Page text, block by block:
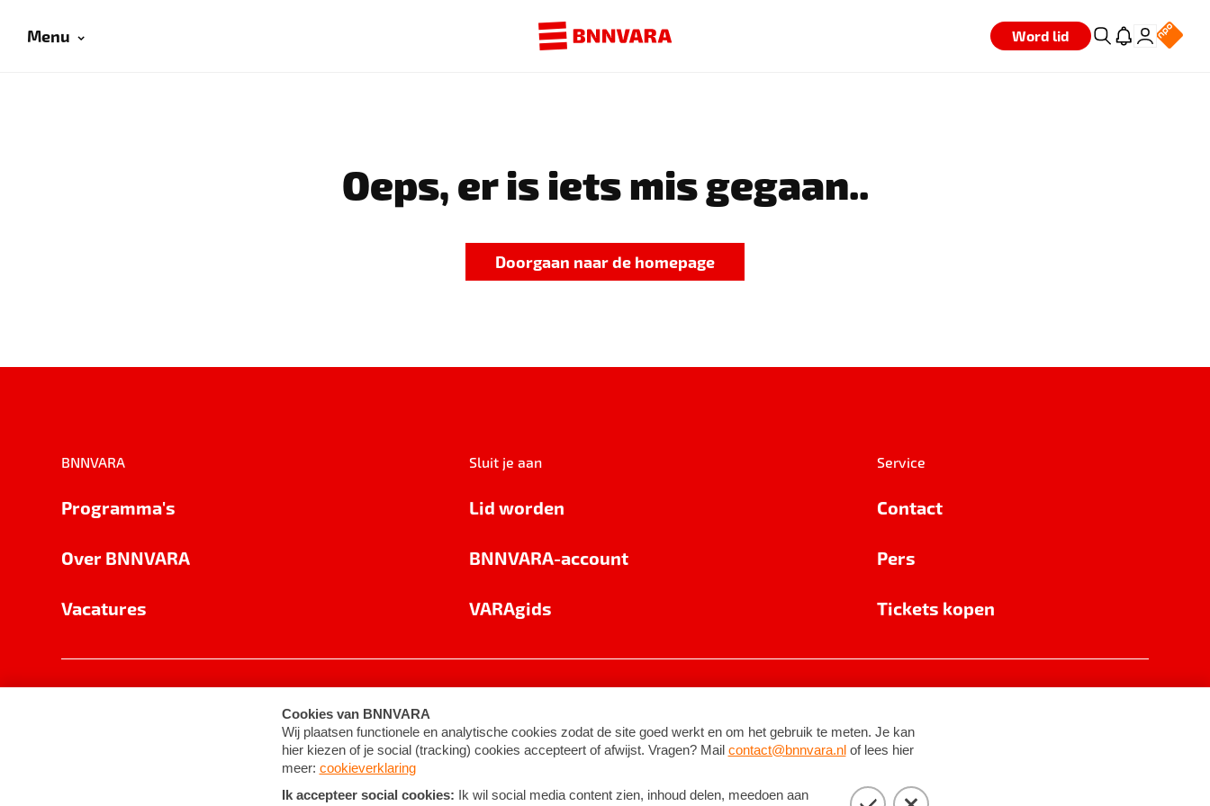
Menu Word lid
Oeps, er is iets mis gegaan..
Doorgaan naar de homepage
BNNVARA
Programma's
Over BNNVARA
Vacatures
Sluit je aan
Lid worden
BNNVARA-account
VARAgids
Service
Contact
Pers
Tickets kopen
Cookie-instellingen Algemene voorwaarden ©2026BNNVARA